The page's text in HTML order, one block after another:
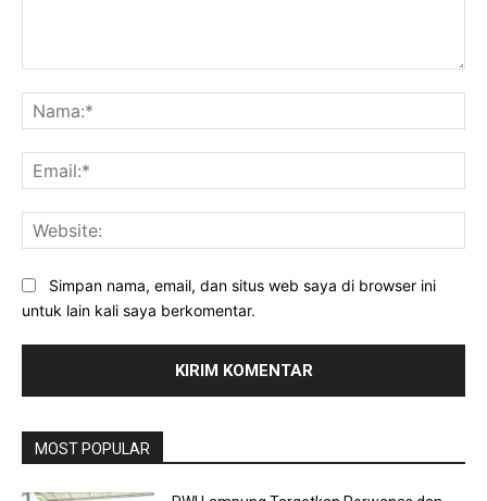
Simpan nama, email, dan situs web saya di browser ini
untuk lain kali saya berkomentar.
MOST POPULAR